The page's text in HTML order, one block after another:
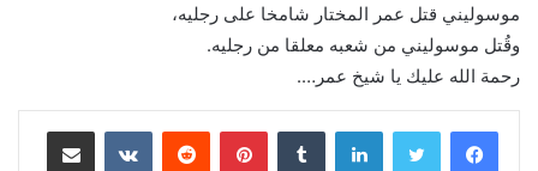
‏موسوليني قتل عمر المختار شامخا على رجليه،
وقُتل موسوليني من شعبه معلقا من رجليه.
رحمة الله عليك يا شيخ عمر….
لينكدإن بينتيريست مشاركة عبر البريد